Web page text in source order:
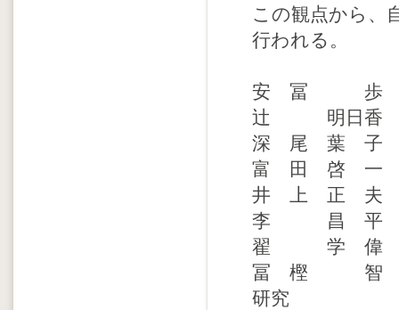
この観点から、
行われる。
安 冨 歩 創発
辻 明日香 コ
深 尾 葉 子
富 田 啓 一
井 上 正 夫 貨
李 昌 平 中
翟 学 偉 関
冨 樫 智 内モ
研究